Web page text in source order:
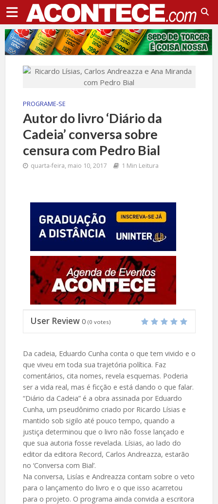
PROGRAME-SE
Autor do livro ‘Diário da
Cadeia’ conversa sobre
censura com Pedro Bial
quarta-feira, maio 10, 2017 1 Min Leitura
User Review 0 (0 votes)
Da cadeia, Eduardo Cunha conta o que tem vivido e o
que viveu em toda sua trajetória política. Faz
comentários, cita nomes, revela esquemas. Poderia
ser a vida real, mas é ficção e está dando o que falar.
“Diário da Cadeia” é a obra assinada por Eduardo
Cunha, um pseudônimo criado por Ricardo Lísias e
mantido sob sigilo até pouco tempo, quando a
justiça determinou que o livro não fosse lançado e
que sua autoria fosse revelada. Lísias, ao lado do
editor da editora Record, Carlos Andreazza, estarão
no ‘Conversa com Bial’.
Na conversa, Lisías e Andreazza contam sobre o veto
para o lançamento do livro e o que isso acarretou
para o projeto. O programa ainda convida a escritora